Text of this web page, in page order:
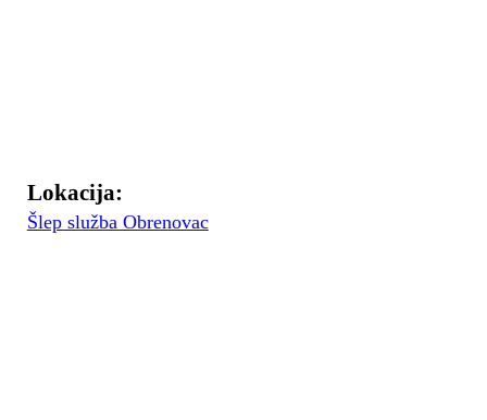
Lokacija:
Šlep služba Obrenovac